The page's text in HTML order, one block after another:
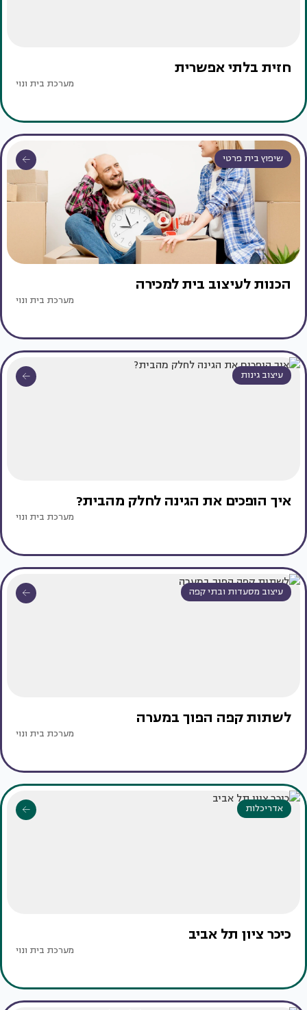
חזית בלתי אפשרית
מערכת בית ונוי
שיפוץ בית פרטי
הכנות לעיצוב בית למכירה
מערכת בית ונוי
עיצוב גינות
איך הופכים את הגינה לחלק מהבית?
מערכת בית ונוי
עיצוב מסעדות ובתי קפה
לשתות קפה הפוך במערה
מערכת בית ונוי
אדריכלות
כיכר ציון תל אביב
מערכת בית ונוי